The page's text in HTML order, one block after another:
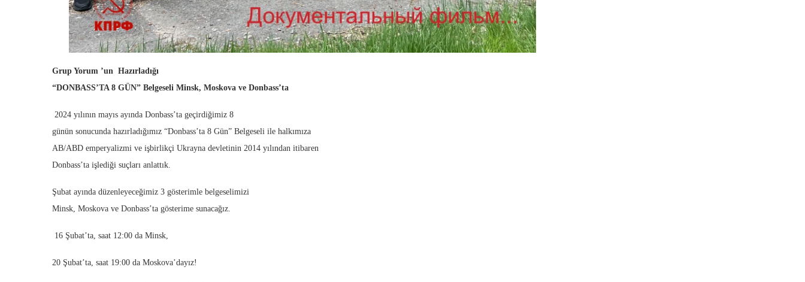
Grup Yorum ’un Hazırladığı
“DONBASS’TA 8 GÜN” Belgeseli Minsk, Moskova ve Donbass’ta
2024 yılının mayıs ayında Donbass’ta geçirdiğimiz 8
günün sonucunda hazırladığımız “Donbass’ta 8 Gün” Belgeseli ile halkımıza
AB/ABD emperyalizmi ve işbirlikçi Ukrayna devletinin 2014 yılından itibaren
Donbass’ta işlediği suçları anlattık.
Şubat ayında düzenleyeceğimiz 3 gösterimle belgeselimizi
Minsk, Moskova ve Donbass’ta gösterime sunacağız.
16 Şubat’ta, saat 12:00 da Minsk,
20 Şubat’ta, saat 19:00 da Moskova’dayız!